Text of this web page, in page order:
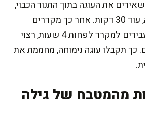
את העוגה בתוך התנור הכבוי,
דלת מעט פתוחה, עוד 30 דקות. אחר כך מקררים
לטמפ' החדר ומעבירים למקרר לפחות 4 שעות, רצוי
תקבלו עוגה נימוחה, מחממת את
מהמטבח של גילה